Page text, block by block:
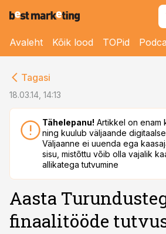
Avaleht Kõik lood TOPid
Tagasi
18.03.14, 14:13
Tähelepanu! Artikkel on enam
ning kuulub väljaande
Väljaanne ei uuenda ega
sisu, mistõttu võib olla vajalik
allikatega tutvumine
Aasta
finaalitööde